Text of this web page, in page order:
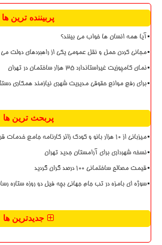
پربیننده ترین ها
آیا همه انسان ها خواب می بینند؟
مجانی کردن حمل و نقل عمومی یکی از راهبردهای دولت می
نمای کامپوزیت غیراستاندارد ۳۵ هزار ساختمان در تهران
برای رفع موانع حقوقی مدیریت شهری نیازمند همکاری
پربحث ترین ها
میزبانی از ۱۰ هزار بانو و کودک زائر کارنامه جامع خدمات قرارگاه زینبیه
نسخه شهرداری برای آرامستان جدید تهران
قیمت مصالح ساختمانی ۱۰۰ درصد گران گردید
سوژه ای بامزه در تب جام جهانی بچه فیل دو روزه ستاره
جدیدترین ها